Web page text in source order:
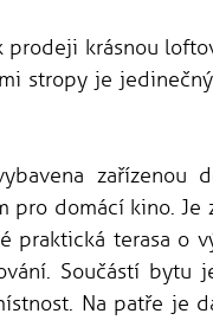
prodeji krásnou
stropy je
zařízenou
pro domácí kino.
praktická terasa o
Součástí bytu
Na patře je